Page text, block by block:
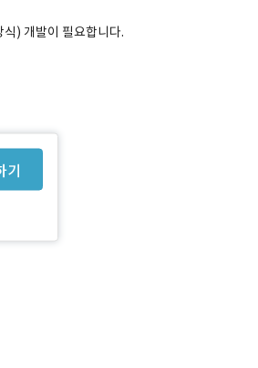
기
) 개발이 필요합니다.